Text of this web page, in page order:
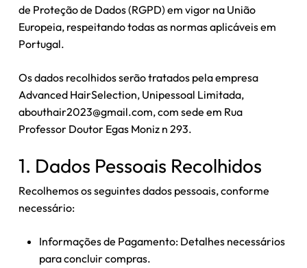
de Proteção de Dados (RGPD) em vigor na União
Europeia, respeitando todas as normas aplicáveis em
Portugal.
Os dados recolhidos serão tratados pela empresa
Advanced HairSelection, Unipessoal Limitada,
abouthair2023@gmail.com, com sede em Rua
Professor Doutor Egas Moniz n 293.
1. Dados Pessoais Recolhidos
Recolhemos os seguintes dados pessoais, conforme
necessário:
Informações de Pagamento: Detalhes necessários
para concluir compras.